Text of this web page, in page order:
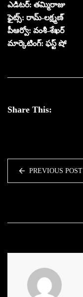
ఎడిటర్: తమ్మిరాజు
ఫైట్స్: రామ్-లక్ష్మణ్
పీఆర్వో: వంశీ-శేఖర్
మార్కెటింగ్: ఫస్ట్ షో
Share This:
PREVIOUS POST